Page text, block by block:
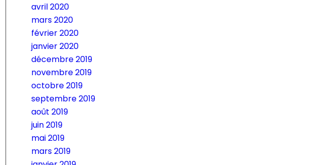
avril 2020
mars 2020
février 2020
janvier 2020
décembre 2019
novembre 2019
octobre 2019
septembre 2019
août 2019
juin 2019
mai 2019
mars 2019